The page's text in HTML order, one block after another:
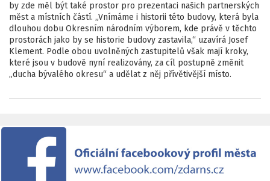
by zde měl být také prostor pro prezentaci našich partnerských
měst a místních částí. „Vnímáme i historii této budovy, která byla
dlouhou dobu Okresním národním výborem, kde právě v těchto
prostorách jako by se historie budovy zastavila,“ uzavírá Josef
Klement. Podle obou uvolněných zastupitelů však mají kroky,
které jsou v budově nyní realizovány, za cíl postupně změnit
„ducha bývalého okresu“ a udělat z něj přívětivější místo.